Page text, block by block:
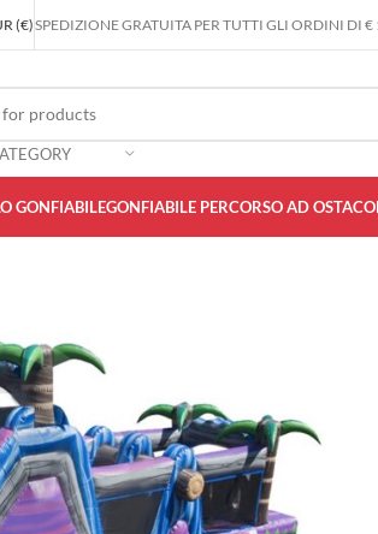
(€)SPEDIZIONE GRATUITA PER TUTTI GLI ORDINI DI €
GONFIABILEGONFIABILE PERCORSO AD